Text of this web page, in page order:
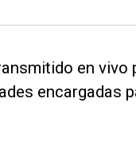
en vivo
encargadas